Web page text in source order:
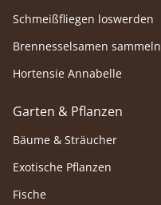
Schmeißfliegen loswerden
Brennesselsamen sammeln
Hortensie Annabelle
Garten & Pflanzen
Bäume & Sträucher
Exotische Pflanzen
Fische